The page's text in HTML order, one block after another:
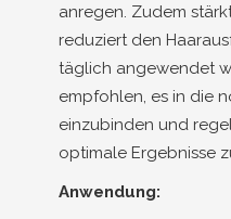
anregen. Zudem
reduziert den
täglich angewendet
empfohlen, es in die
einzubinden und
optimale Ergebnisse
Anwendung: